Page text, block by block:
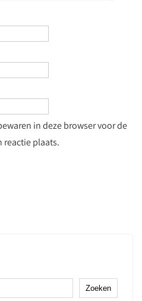
in deze browser voor de
reactie plaats.
Zoeken